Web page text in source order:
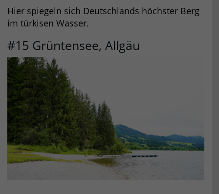
Hier spiegeln sich Deutschlands höchster Berg
im türkisen Wasser.
#15 Grüntensee, Allgäu